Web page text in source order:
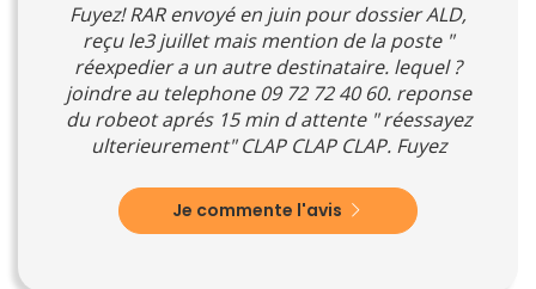
Fuyez! RAR envoyé en juin pour dossier ALD,
reçu le3 juillet mais mention de la poste "
réexpedier a un autre destinataire. lequel ?
joindre au telephone 09 72 72 40 60. reponse
du robeot aprés 15 min d attente " réessayez
ulterieurement" CLAP CLAP CLAP. Fuyez
Je commente l'avis